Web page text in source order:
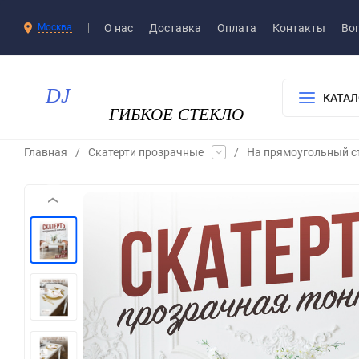
Москва О нас Доставка​ Оплата Контакты
Главная / Скатерти прозрачные / На прямоугольный
‹